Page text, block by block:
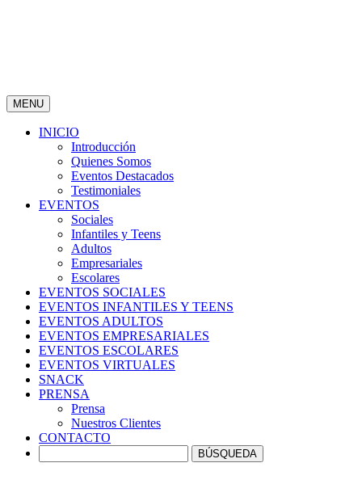
MENU
INICIO
Introducción
Quienes Somos
Eventos Destacados
Testimoniales
EVENTOS
Sociales
Infantiles y Teens
Adultos
Empresariales
Escolares
EVENTOS SOCIALES
EVENTOS INFANTILES Y TEENS
EVENTOS ADULTOS
EVENTOS EMPRESARIALES
EVENTOS ESCOLARES
EVENTOS VIRTUALES
SNACK
PRENSA
Prensa
Nuestros Clientes
CONTACTO